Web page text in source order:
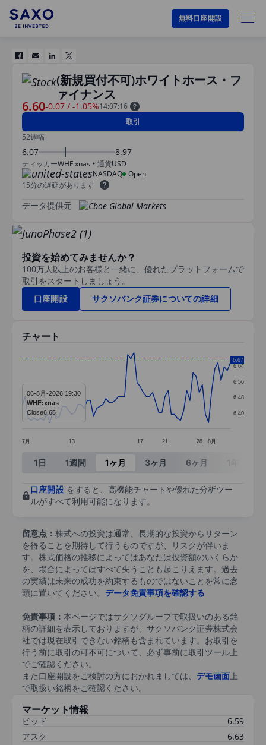
無料口座開設
(新規買付不可)ホワイトホース・フ
ァイナンス
6.60-0.07 / -1.05%14:07:16
取引
52週幅
6.07 8.97
ティッカーWHF:xnas 通貨USD
NASDAQ Open
15分の遅延があります
データ提供元
投資を始めてみませんか？
100万人以上のお客様と一緒に、優れたプラットフォームで
取引をスタートしましょう。
口座開設
サクソバンク証券についての詳細
チャート
Line chart with 68 data points.
The chart has 1 X axis displaying categories.
The chart has 1 Y axis displaying values. Data
7月 13 17 21 28 8月
6.40
6.48
6.56
6.64
6.67
06-8月-2026 19:30
WHF:xnas
Close6.65
End of interactive chart.
1日 1週間 1ヶ月 3ヶ月 6ヶ月
口座開設をすると、高機能チャートや優れた分析ツー
ルがすべて利用可能になります。
留意点： 株式への投資は通常、長期的な投資からリターン
を得ることを期待して行うものですが、リスクが伴いま
す。株式価格の推移によってはあなたは投資額のいくらか
を、場合によってはすべて失うことも起こりえます。過去
の実績は未来の成功を約束するものではないことを常に念
頭に置いてください。 データ免責事項を確認する
免責事項： 本ページではサクソグループで取扱いのある銘
柄の詳細を表示しておりますが、サクソバンク証券株式会
社では現在取引できない銘柄も含まれています。お取引を
行う前に取引の可不可について、必ず事前に取引ツール上
でご確認ください。
また口座開設をご検討の方におかれましては、 デモ画面 上
で取扱い銘柄をご確認ください。
マーケット情報
ビッド
6.59
アスク
6.63